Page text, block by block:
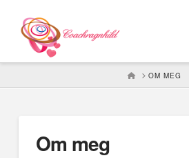
HOMEOM MEG
Om meg